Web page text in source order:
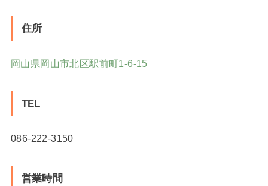
住所
岡山県岡山市北区駅前町1-6-15
TEL
086-222-3150
営業時間